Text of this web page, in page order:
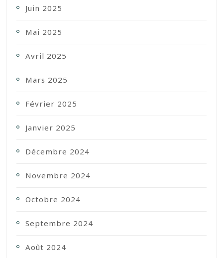
Juin 2025
Mai 2025
Avril 2025
Mars 2025
Février 2025
Janvier 2025
Décembre 2024
Novembre 2024
Octobre 2024
Septembre 2024
Août 2024